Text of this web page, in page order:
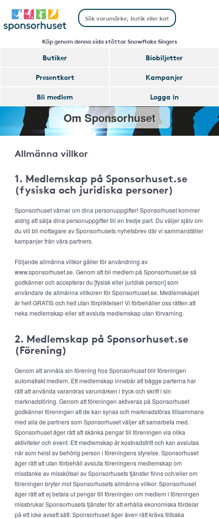
Köp genom denna sida stöttar Snowflake Singers
Butiker
Biobiljetter
Presentkort
Kampanjer
Bli medlem
Logga in
Om Sponsorhuset
Allmänna villkor
1. Medlemskap på Sponsorhuset.se
(fysiska och juridiska personer)
Sponsorhuset värnar om dina personuppgifter! Sponsorhuset kommer
aldrig att sälja dina personuppgifter till en tredje part. Du väljer själv om
du vill bli mottagare av Sponsorhusets nyhetsbrev där vi sammanställer
kampanjer från våra partners.
Följande allmänna villkor gäller för användning av
www.sponsorhuset.se. Genom att bli medlem på Sponsorhuset.se så
godkänner och accepterar du [fysisk eller juridisk person] som
användare de allmänna villkoren för Sponsorhuset.se. Medlemskapet
är helt GRATIS och helt utan förpliktelser! Vi förbehåller oss rätten att
neka medlemskap eller att avsluta medlemskap utan förvarning.
2. Medlemskap på Sponsorhuset.se
(Förening)
Genom att anmäla sin förening hos Sponsorhuset blir föreningen
automatiskt medlem. Ett medlemskap innebär att bägge parterna har
rätt att använda varandras varumärken i tryck och skrift i sin
marknadsföring. Genom att föreningen aktiveras på Sponsorhuset
godkänner föreningen att de kan synas och marknadsföras tillsammans
med alla de partners som Sponsorhuset väljer att samarbeta med.
Sponsorhuset äger rätt att skänka pengar till föreningen via olika
aktiviteter och event. Ett medlemskap är kostnadsfritt och kan avslutas
när som helst av behörig person i föreningens styrelse. Sponsorhuset
äger rätt att utan förbehåll avsluta föreningens medlemskap om
misstanke av misskötsel av Sponsorhusets tjänster finns och/eller om
föreningen bryter mot Sponsorhusets allmänna villkor. Sponsorhuset
äger rätt att ej betala ut pengar till föreningen om medlem i föreningen
missbrukar Sponsorhusets tjänster för att erhålla ekonomiska fördelar
på ett icke avsett sätt. Sponsorhuset äger även rätt kräva tillbaka